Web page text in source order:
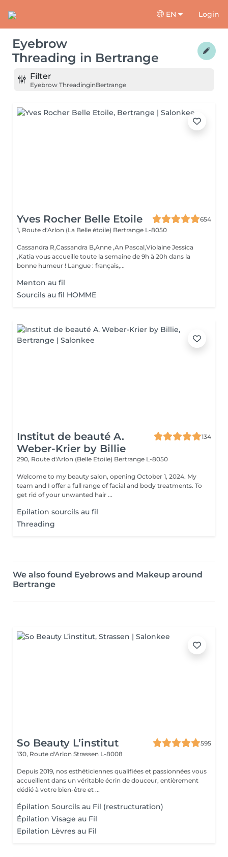
EN Login
Eyebrow
Threading in Bertrange
Filter
Eyebrow ThreadinginBertrange
Yves Rocher Belle Etoile
654
1, Route d'Arlon (La Belle étoile) Bertrange L-8050
Cassandra R,Cassandra B,Anne ,An Pascal,Violaine Jessica
,Katia vous accueille toute la semaine de 9h à 20h dans la
bonne humeur ! Langue : français,...
Menton au fil
Sourcils au fil HOMME
Institut de beauté A.
Weber-Krier by Billie
134
290, Route d'Arlon (Belle Etoile) Bertrange L-8050
Welcome to my beauty salon, opening October 1, 2024. My
team and I offer a full range of facial and body treatments. To
get rid of your unwanted hair ...
Epilation sourcils au fil
Threading
We also found Eyebrows and Makeup around
Bertrange
So Beauty L’institut
595
130, Route d'Arlon Strassen L-8008
Depuis 2019, nos esthéticiennes qualifiées et passionnées vous
accueillent dans un véritable écrin de douceur, entièrement
dédié à votre bien-être et ...
Épilation Sourcils au Fil (restructuration)
Épilation Visage au Fil
Epilation Lèvres au Fil